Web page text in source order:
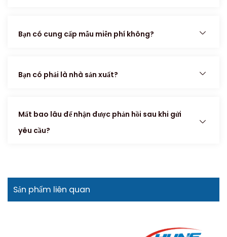
Bạn có cung cấp mẫu miễn phí không?
Bạn có phải là nhà sản xuất?
Mất bao lâu để nhận được phản hồi sau khi gửi
yêu cầu?
Sản phẩm liên quan